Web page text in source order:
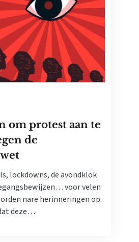
om protest aan te
de
lockdowns, de avondklok
voor velen
nare herinneringen op.
deze…